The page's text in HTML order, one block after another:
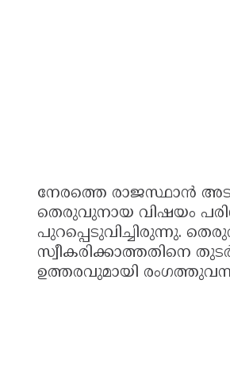
നേരത്തെ രാജസ്ഥാൻ
തെരുവുനായ വിഷയം
പുറപ്പെടുവിച്ചിരുന്നു.
സ്വീകരിക്കാത്തതിനെ
ഉത്തരവുമായി